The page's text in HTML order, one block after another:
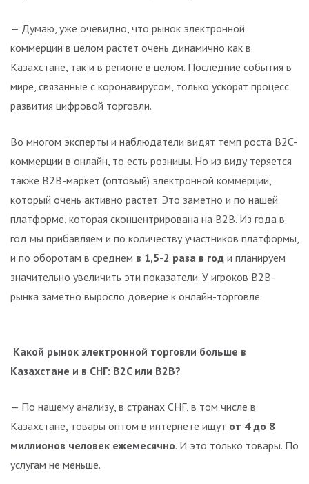
— Думаю, уже очевидно, что рынок электронной
коммерции в целом растет очень динамично как в
Казахстане, так и в регионе в целом. Последние события в
мире, связанные с коронавирусом, только ускорят процесс
развития цифровой торговли.
Во многом эксперты и наблюдатели видят темп роста B2C-
коммерции в онлайн, то есть розницы. Но из виду теряется
также B2B-маркет (оптовый) электронной коммерции,
который очень активно растет. Это заметно и по нашей
платформе, которая сконцентрирована на B2B. Из года в
год мы прибавляем и по количеству участников платформы,
и по оборотам в среднем в 1,5-2 раза в год и планируем
значительно увеличить эти показатели. У игроков B2B-
рынка заметно выросло доверие к онлайн-торговле.
Какой рынок электронной торговли больше в
Казахстане и в СНГ: B2C или B2B?
— По нашему анализу, в странах СНГ, в том числе в
Казахстане, товары оптом в интернете ищут от 4 до 8
миллионов человек ежемесячно. И это только товары. По
услугам не меньше.